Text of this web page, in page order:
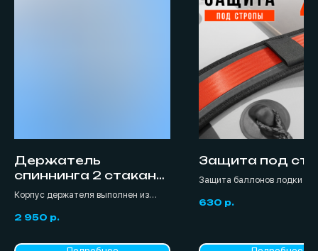
Держатель
спиннинга 2 стакана,
белый (пластик)
Корпус держателя выполнен из
возможностью установки до двух
2 950 р.
Защита под
Защита баллонов лодки от
прицепе.
630 р.